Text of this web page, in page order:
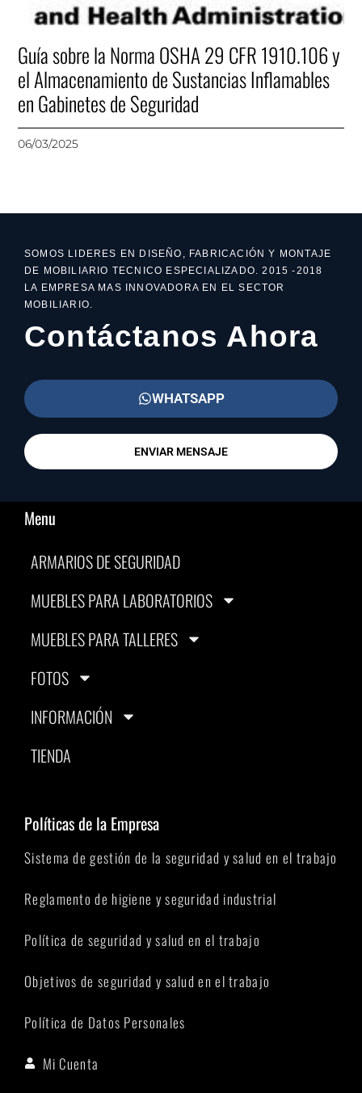
Guía sobre la Norma OSHA 29 CFR 1910.106 y
el Almacenamiento de Sustancias Inflamables
en Gabinetes de Seguridad
06/03/2025
SOMOS LIDERES EN DISEÑO, FABRICACIÓN Y MONTAJE
DE MOBILIARIO TECNICO ESPECIALIZADO. 2015 -2018
LA EMPRESA MAS INNOVADORA EN EL SECTOR
MOBILIARIO.
Contáctanos Ahora
WHATSAPP
ENVIAR MENSAJE
Menu
ARMARIOS DE SEGURIDAD
MUEBLES PARA LABORATORIOS
MUEBLES PARA TALLERES
FOTOS
INFORMACIÓN
TIENDA
Políticas de la Empresa
Sistema de gestión de la seguridad y salud en el trabajo
Reglamento de higiene y seguridad industrial
Política de seguridad y salud en el trabajo
Objetivos de seguridad y salud en el trabajo
Política de Datos Personales
Mi Cuenta